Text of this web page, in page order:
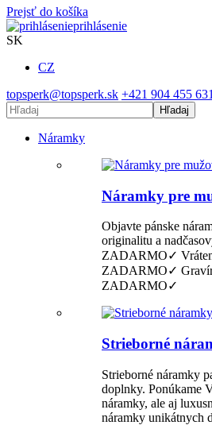
Prejsť do košíka
prihlásenie
SK
CZ
topsperk@topsperk.sk +421 904 455 631
Hľadaj
Náramky
Náramky pre
Objavte pánske
originalitu a
ZADARMO✓
ZADARMO✓
ZADARMO✓
Strieborné
Strieborné náramky
doplnky. Ponúkame
náramky, ale aj
náramky unikátnych